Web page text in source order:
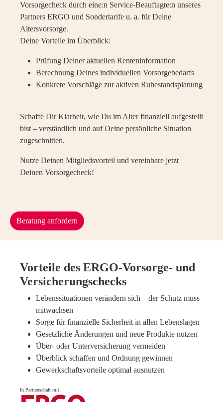
Vorsorgecheck durch eine:n Service-Beauftagte:n unseres
Partners ERGO und Sondertarife u. a. für Deine
Altersvorsorge.
Deine Vorteile im Überblick:
Prüfung Deiner aktuellen Renteninformation
Berechnung Deines individuellen Vorsorgebedarfs
Konkrete Vorschläge zur aktiven Ruhestandsplanung
Schaffe Dir Klarheit, wie Du im Alter finanziell aufgestellt
bist – verständlich und auf Deine persönliche Situation
zugeschnitten.
Nutze Deinen Mitgliedsvorteil und vereinbare jetzt
Deinen Vorsorgecheck!
Beratung anfordern
Vorteile des ERGO-Vorsorge- und
Versicherungschecks
Lebenssituationen verändern sich – der Schutz muss
mitwachsen
Sorge für finanzielle Sicherheit in allen Lebenslagen
Gesetzliche Änderungen und neue Produkte nutzen
Über- oder Unterversicherung vermeiden
Überblick schaffen und Ordnung gewinnen
Gewerkschaftsvorteile optimal ausnutzen
In Partnerschaft mit: